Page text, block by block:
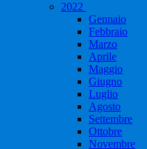
2022
Gennaio
Febbraio
Marzo
Aprile
Maggio
Giugno
Luglio
Agosto
Settembre
Ottobre
Novembre